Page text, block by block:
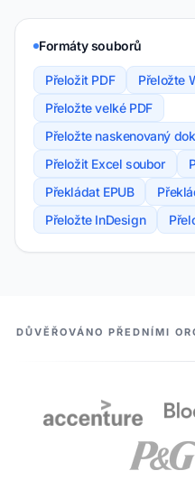
Formáty souborů
Přeložit PDF
Přeložte
Přeložte velké PDF
Přeložte naskenovaný
Přeložit Excel soubor
Překládat EPUB
Přeložte InDesign
NAŠI PARTNEŘI
DŮVĚŘOVÁNO PŘEDNÍMI